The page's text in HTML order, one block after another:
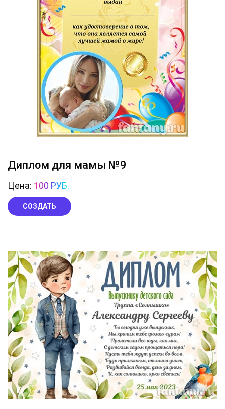
Диплом для мамы №9
Цена: 100 РУБ.
СОЗДАТЬ